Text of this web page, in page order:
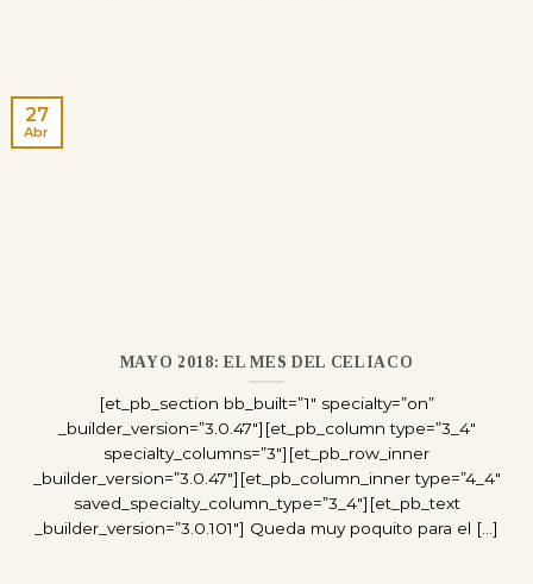
MAYO 2018: EL MES DEL CELIACO
[et_pb_section bb_built=”1″ specialty=”on”
_builder_version=”3.0.47″][et_pb_column type=”3_4″
specialty_columns=”3″][et_pb_row_inner
_builder_version=”3.0.47″][et_pb_column_inner type=”4_4″
saved_specialty_column_type=”3_4″][et_pb_text
_builder_version=”3.0.101″] Queda muy poquito para el [...]
27
Abr